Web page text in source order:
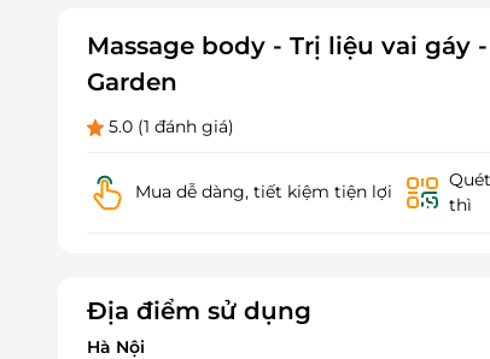
Massage body - Trị liệu vai gáy
Garden
5.0 (1 đánh giá)
Mua dễ dàng, tiết kiệm tiện lợi
thì
Địa điểm sử dụng
Hà Nội